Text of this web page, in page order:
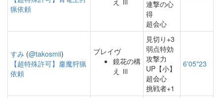
猟依頼
連撃の心
得
超会心
すみ (@takosmii)
【超特殊許可】鏖魔狩猟
依頼
ブレイヴ
鏡花の構
え Ⅲ
見切り+3
弱点特効
攻撃力
UP【小】
超会心
挑戦者+1
6'05"23